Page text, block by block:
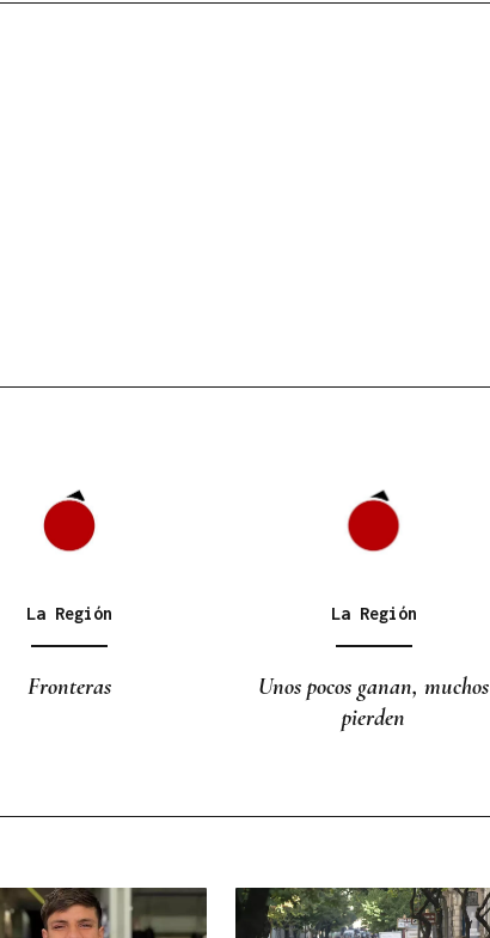
La Región
Fronteras
La Región
Unos pocos ganan, muchos
pierden